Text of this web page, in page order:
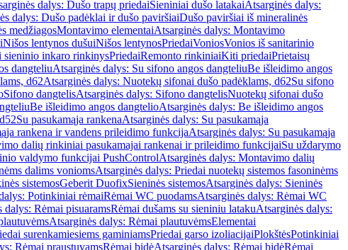
dalys: Dušo trapų priedaiSieniniai dušo latakaiAtsarginės dalys:
dalys: Dušo padėklai ir dušo paviršiaiDušo paviršiai iš mineralinės
medžiagosMontavimo elementaiAtsarginės dalys: Montavimo
Nišos lentynos dušuiNišos lentynosPriedaiVoniosVonios iš sanitarinio
inkaro rinkinysPriedaiRemonto rinkiniaiKiti priedaiPrietaisų
dangteliuAtsarginės dalys: Su sifono angos dangteliuBe išleidimo angos
d62Atsarginės dalys: Nuotekų sifonai dušo padėklams, d62Su sifono
Sifono dangtelisAtsarginės dalys: Sifono dangtelisNuotekų sifonai dušo
Be išleidimo angos dangtelioAtsarginės dalys: Be išleidimo angos
Su pasukamąja rankenaAtsarginės dalys: Su pasukamąja
rankena ir vandens prileidimo funkcijaAtsarginės dalys: Su pasukamąja
dalių rinkiniai pasukamajai rankenai ir prileidimo funkcijaiSu uždarymo
valdymo funkcijai PushControlAtsarginės dalys: Montavimo dalių
dalims voniomsAtsarginės dalys: Priedai nuotekų sistemos fasoninėms
sistemosGeberit DuofixSieninės sistemosAtsarginės dalys: Sieninės
Potinkiniai rėmaiRėmai WC puodamsAtsarginės dalys: Rėmai WC
dalys: Rėmai pisuaramsRėmai dušams su sieniniu latakuAtsarginės dalys:
Atsarginės dalys: Rėmai plautuvėmsElementai
surenkamiesiems gaminiamsPriedai garso izoliacijaiPlokštėsPotinkiniai
Rėmai praustuvamsRėmai bidėAtsarginės dalys: Rėmai bidėRėmai